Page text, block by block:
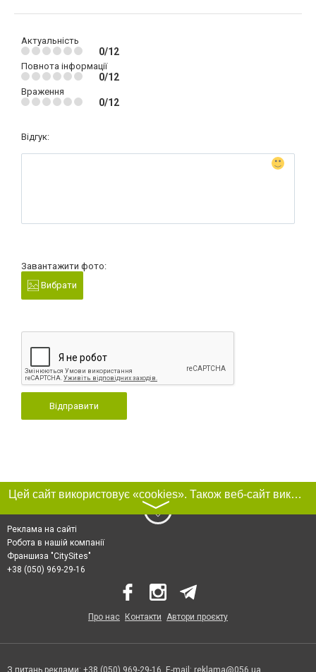
Актуальність
0/12
Повнота інформації
0/12
Враження
0/12
Відгук:
Завантажити фото:
Вибрати
Відправити
Цей сайт використовує «cookies». Також веб-сайт використовує інтернет-сервіс для збору технічних даних стосовно відвідувачів з метою отримання маркетингової та статистичної інформації. Умови обробки даних відвідувачів сайту див.
〉
Реклама на сайті
Робота в нашій компанії
Франшиза "CitySites"
+38 (050) 969-29-16
Про нас Контакти Автори проєкту
З питань реклами: +38 (050) 969-29-16. E-mail: reklama@056.ua